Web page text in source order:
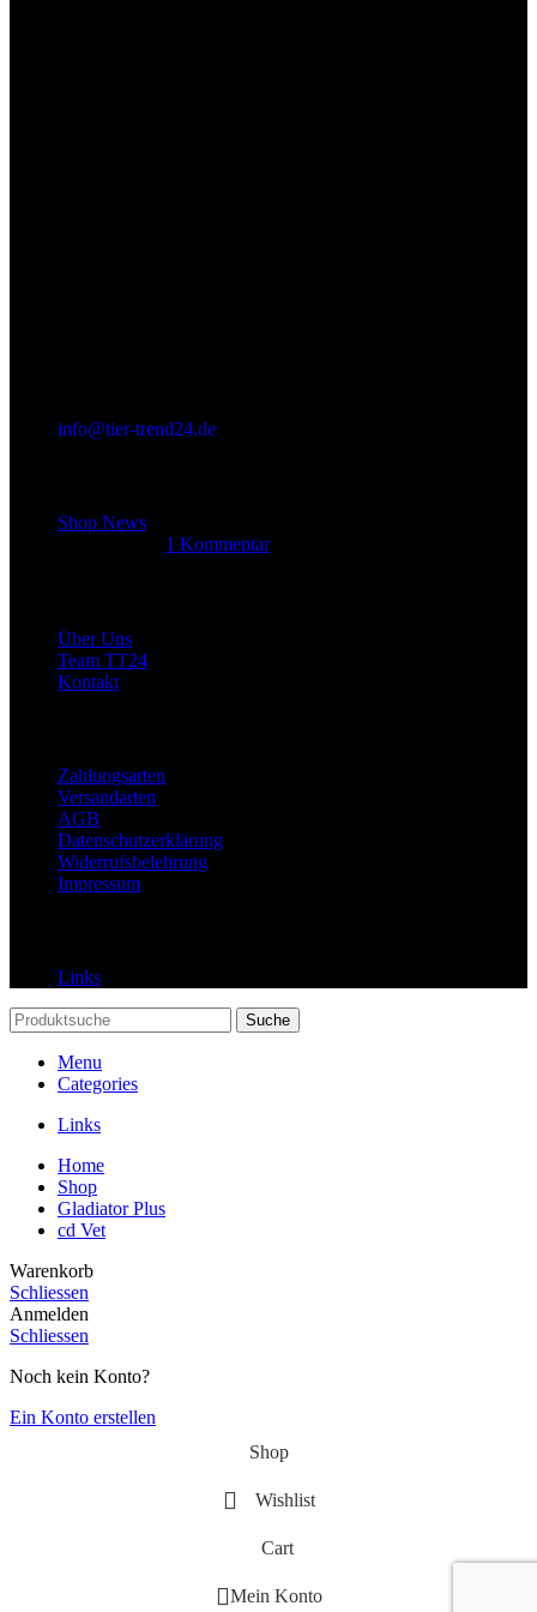
info@tier-trend24.de
Shop News
1 Kommentar
Über Uns
Team TT24
Kontakt
Zahlungsarten
Versandarten
AGB
Datenschutzerklärung
Widerrufsbelehrung
Impressum
Links
Suche
Menu
Categories
Links
Home
Shop
Gladiator Plus
cd Vet
Warenkorb
Schliessen
Anmelden
Schliessen
Noch kein Konto?
Ein Konto erstellen
Shop
Wishlist
Cart
Mein Konto